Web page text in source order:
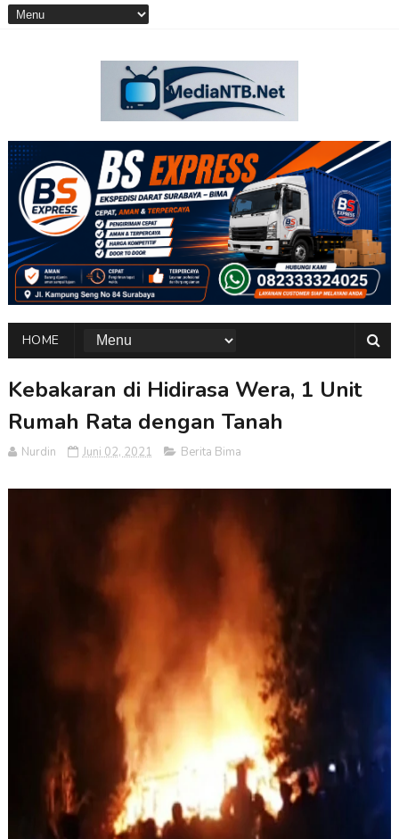
HOME
Kebakaran di Hidirasa Wera, 1 Unit
Rumah Rata dengan Tanah
Nurdin Juni 02, 2021 Berita Bima